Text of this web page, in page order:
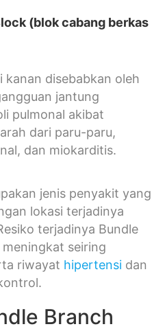
(blok cabang berkas
kanan disebabkan oleh
jantung
pulmonal akibat
dari paru-paru,
dan miokarditis.
jenis penyakit yang
lokasi terjadinya
terjadinya Bundle
seiring
riwayat hipertensi dan
Branch